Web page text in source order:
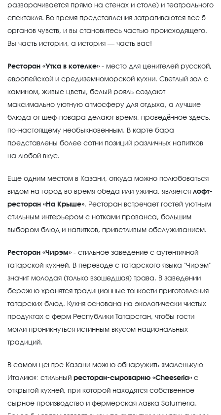
разворачивается прямо на стенах и столе) и театрального
спектакля. Во время представления затрагиваются все 5
органов чувств, и вы становитесь частью происходящего.
Вы часть истории, а история — часть вас!
Ресторан «Утка в котелке» - место для ценителей русской,
европейской и средиземноморской кухни. Светлый зал с
камином, живые цветы, белый рояль создают
максимально уютную атмосферу для отдыха, а лучшие
блюда от шеф-повара делают время, проведённое здесь,
по-настоящему необыкновенным. В карте бара
представлены более сотни позиций различных напитков
на любой вкус.
Еще одним местом в Казани, откуда можно полюбоваться
видом на город во время обеда или ужина, является лофт-
ресторан «На Крыше». Ресторан встречает гостей уютным
стильным интерьером с нотками прованса, большим
выбором блюд и напитков, приветливым обслуживанием.
Ресторан «Чирэм» - стильное заведение с аутентичной
татарской кухней. В переводе с татарского языка "Чирэм"
значит молодая (только взошедшая) трава. В заведении
бережно хранятся традиционные тонкости приготовления
татарских блюд. Кухня основана на экологически чистых
продуктах с ферм Республики Татарстан, чтобы гости
могли проникнуться истинным вкусом национальных
традиций.
В самом центре Казани можно обнаружить «маленькую
Италию»: стильный ресторан-сыроварню «Cheeseria» с
открытой кухней, при которой находятся собственное
сырное производство и фермерская лавка Salumeria.